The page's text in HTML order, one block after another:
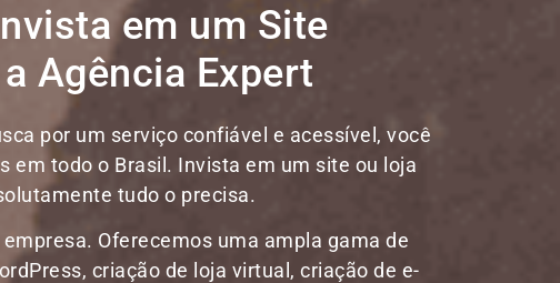
em um Site
Agência Expert
por um serviço confiável e acessível, você
em todo o Brasil. Invista em um site ou loja
tudo o precisa.
Oferecemos uma ampla gama de
criação de loja virtual, criação de e-